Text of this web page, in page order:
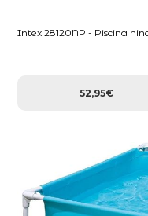
Intex 28120NP - Piscina
52,95€